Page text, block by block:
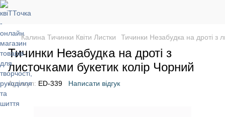
Калина Тичинки Квіти Листки Тичинки Незабудка на дроті з
Тичинки Незабудка на дроті з
листочками букетик колір Чорний
Артикул: ED-339 Написати відгук